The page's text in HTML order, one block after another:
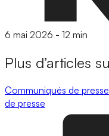
6 mai 2026 - 12 min
Plus d’articles
Communiqués de presse
de presse